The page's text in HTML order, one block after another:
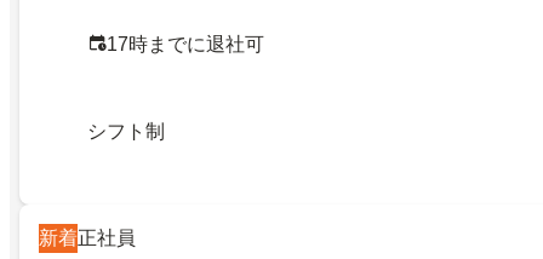
17時までに退社可
シフト制
新着正社員